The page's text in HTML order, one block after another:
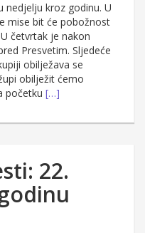
nedjelju kroz godinu. U
mise bit će pobožnost
četvrtak je nakon
Presvetim. Sljedeće
obilježava se
obilježit ćemo
početku […]
22.